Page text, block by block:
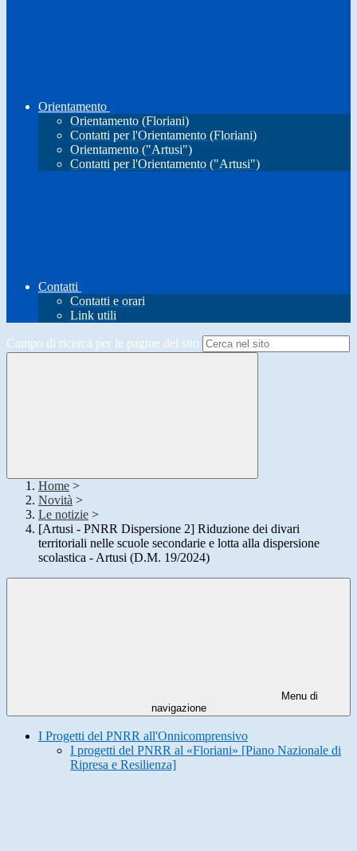
Orientamento
Orientamento (Floriani)
Contatti per l'Orientamento (Floriani)
Orientamento ("Artusi")
Contatti per l'Orientamento ("Artusi")
Contatti
Contatti e orari
Link utili
Campo di ricerca per le pagine del sito
Home >
Novità >
Le notizie >
[Artusi - PNRR Dispersione 2] Riduzione dei divari
territoriali nelle scuole secondarie e lotta alla dispersione
scolastica - Artusi (D.M. 19/2024)
Menu di
navigazione
I Progetti del PNRR all'Onnicomprensivo
I progetti del PNRR al «Floriani» [Piano Nazionale di
Ripresa e Resilienza]